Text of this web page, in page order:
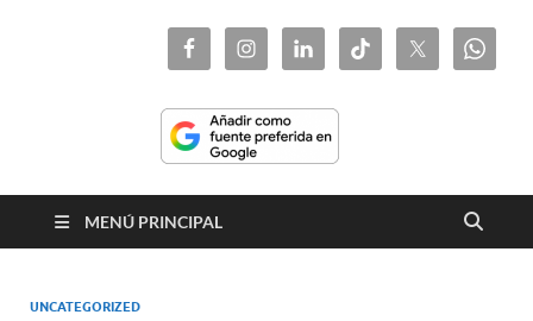
MENÚ PRINCIPAL
UNCATEGORIZED